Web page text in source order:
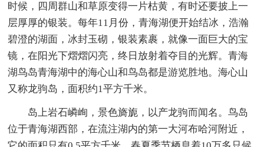
时候，四周群山和草原变得一片枯黄，有时还要披上一
层厚厚的银装。每年11月份，青海湖便开始结冰，浩瀚
碧澄的湖面，冰封玉砌，银装素裹，就像一面巨大的宝
镜，在阳光下熠熠闪亮，终日放射着夺目的光辉。青海
湖鸟岛青海湖中的海心山和鸟岛都是游览胜地。海心山
又称龙驹岛，面积约1平方千米。
岛上岩石嶙峋，景色旖旎，以产龙驹而闻名。鸟岛
位于青海湖西部，在流注湖内的第一大河布哈河附近，